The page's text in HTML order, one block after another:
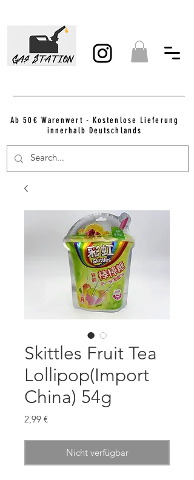
Ab 50€ Warenwert - Kostenlose Lieferung
innerhalb Deutschlands
Skittles Fruit Tea
Lollipop(Import
China) 54g
2,99 €Preis
Nicht verfügbar